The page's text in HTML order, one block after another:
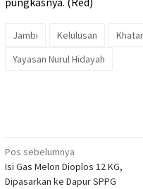
Jambi Kelulusan
Yayasan Nurul Hidayah
Navigasi
pos
Pos sebelumnya
Isi Gas Melon Dioplos 12 KG,
Dipasarkan ke Dapur SPPG